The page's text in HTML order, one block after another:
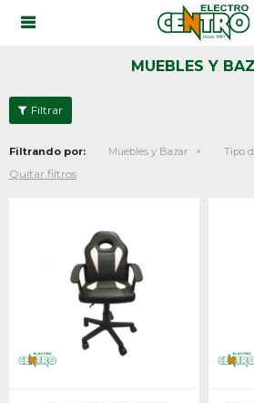

MUEBLES Y
Filtrando por: Muebles y Bazar Tipo
Quitar filtros